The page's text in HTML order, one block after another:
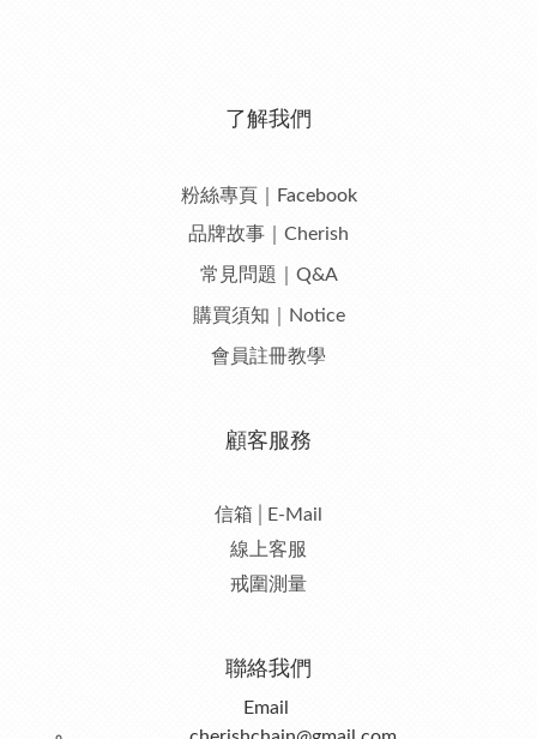
了解我們
粉絲專頁｜Facebook
品牌故事｜Cherish
常見問題｜Q&A
購買須知｜Notice
會員註冊教學
顧客服務
信箱│E-Mail
線上客服
戒圍測量
聯絡我們
Email